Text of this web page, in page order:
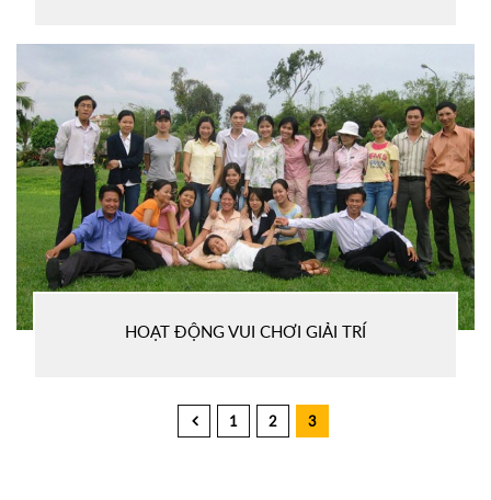
HOẠT ĐỘNG VUI CHƠI GIẢI TRÍ
1 2 3